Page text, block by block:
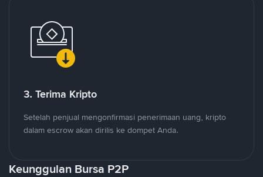
3. Terima Kripto
Setelah penjual mengonfirmasi penerimaan uang, kripto
dalam escrow akan dirilis ke dompet Anda.
Keunggulan Bursa P2P